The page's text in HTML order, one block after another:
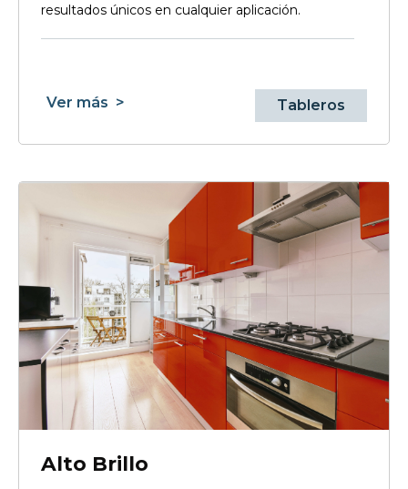
resultados únicos en cualquier aplicación.
Ver más > Tableros
Alto Brillo